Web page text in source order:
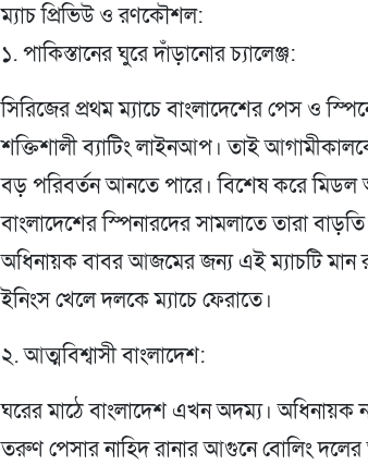
ম্যাচ প্রিভিউ ও রণকৌশল:
১. পাকিস্তানের ঘুরে দাঁড়ানোর চ্যালেঞ্জ:
সিরিজের প্রথম ম্যাচে বাংলাদেশের পেস ও
শক্তিশালী ব্যাটিং লাইনআপ। তাই
বড় পরিবর্তন আনতে পারে। বিশেষ করে মিডল
বাংলাদেশের স্পিনারদের সামলাতে তারা
অধিনায়ক বাবর আজমের জন্য এই ম্যাচটি মান
ইনিংস খেলে দলকে ম্যাচে ফেরাতে।
২. আত্মবিশ্বাসী বাংলাদেশ:
ঘরের মাঠে বাংলাদেশ এখন অদম্য। অধিনায়ক
তরুণ পেসার নাহিদ রানার আগুনে বোলিং দলের